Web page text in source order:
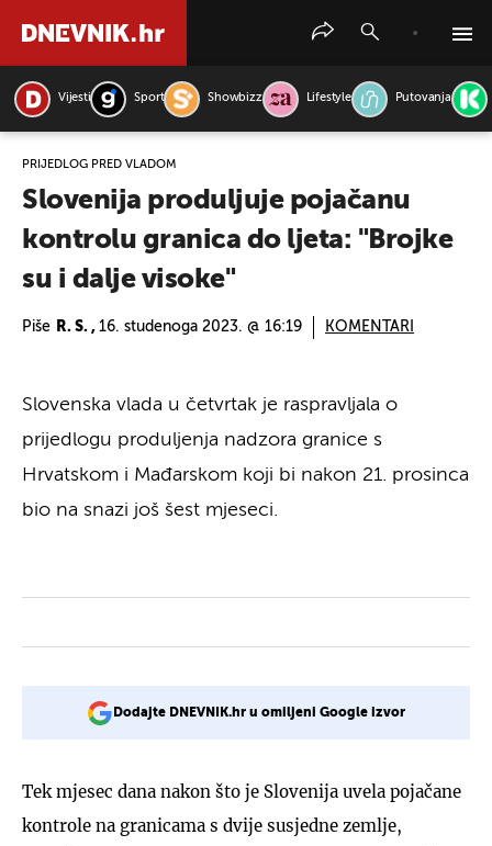
Vijesti Sport Showbizz Lifestyle Putovanja
PRIJEDLOG PRED VLADOM
Slovenija produljuje pojačanu
kontrolu granica do ljeta: "Brojke
su i dalje visoke"
Piše R. S. , 16. studenoga 2023. @ 16:19 KOMENTARI
Slovenska vlada u četvrtak je raspravljala o
prijedlogu produljenja nadzora granice s
Hrvatskom i Mađarskom koji bi nakon 21. prosinca
bio na snazi još šest mjeseci.
Dodajte DNEVNIK.hr u omiljeni Google izvor
Tek mjesec dana nakon što je Slovenija uvela pojačane
kontrole na granicama s dvije susjedne zemlje,
PRETRAŽITE VIJESTI